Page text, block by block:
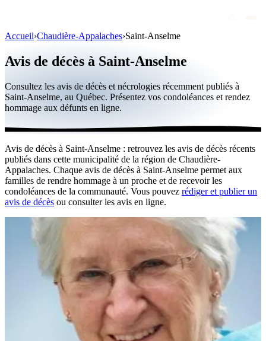
Personnalités publiques
Québec
Canada
International
Par région
Par ville
Maisons funéraires
Blog
Publier un avis
Accueil›Chaudière-Appalaches›Saint-Anselme
Avis de décès à Saint-Anselme
Consultez les avis de décès et nécrologies récemment publiés à
Saint-Anselme, au Québec. Présentez vos condoléances et rendez
hommage aux défunts en ligne.
Avis de décès à Saint-Anselme : retrouvez les avis de décès récents
publiés dans cette municipalité de la région de Chaudière-
Appalaches. Chaque avis de décès à Saint-Anselme permet aux
familles de rendre hommage à un proche et de recevoir les
condoléances de la communauté. Vous pouvez rédiger et publier un
avis de décès ou consulter les avis en ligne.